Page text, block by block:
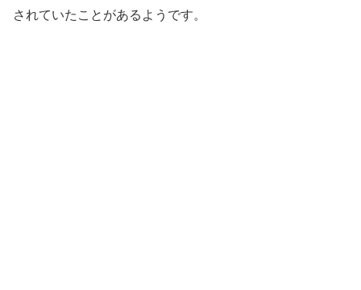
されていたことがあるようです。